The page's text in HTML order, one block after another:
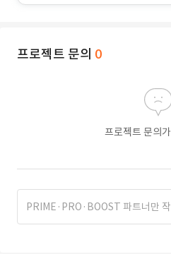
프로젝트 문의 0
프로젝트 문의
PRIME·PRO·BOOST 파트너만